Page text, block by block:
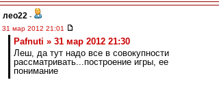
лео22 -
31 мар 2012 21:01
Pafnuti » 31 мар 2012 21:30
Леш, да тут надо все в совокупности
рассматривать...построение игры, ее
понимание